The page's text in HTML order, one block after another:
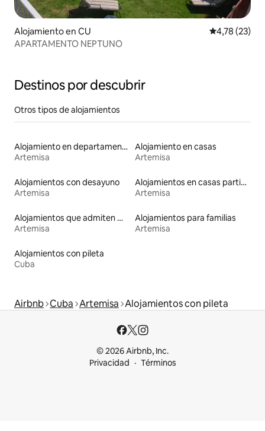
Alojamiento en CU Calificación
4,78 (23)
APARTAMENTO NEPTUNO
Destinos por descubrir
Otros tipos de alojamientos
Alojamiento en departamentos
Artemisa
Alojamiento en casas
Artemisa
Alojamientos con desayuno
Artemisa
Alojamientos en casas particulares
Artemisa
Alojamientos que admiten mascotas
Artemisa
Alojamientos para familias
Artemisa
Alojamientos con pileta
Cuba
Airbnb Cuba Artemisa Alojamientos con pileta
© 2026 Airbnb, Inc.
Privacidad
Términos